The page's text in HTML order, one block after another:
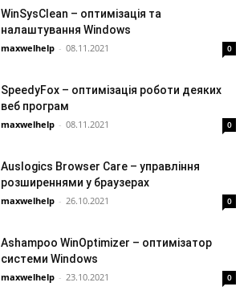
WinSysClean – оптимізація та
налаштування Windows
maxwelhelp - 08.11.2021 0
SpeedyFox – оптимізація роботи деяких
веб програм
maxwelhelp - 08.11.2021 0
Auslogics Browser Care – управління
розширеннями у браузерах
maxwelhelp - 26.10.2021 0
Ashampoo WinOptimizer – оптимізатор
системи Windows
maxwelhelp - 23.10.2021 0